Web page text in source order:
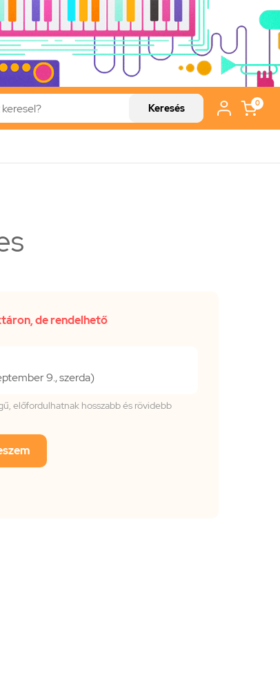
Keresés 0
de rendelhető
9., szerda)
előfordulhatnak hosszabb és rövidebb